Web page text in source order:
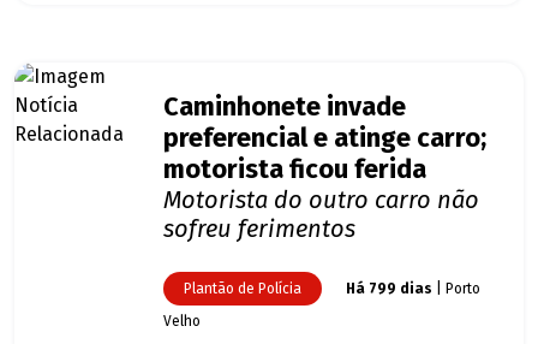
Caminhonete invade
preferencial e atinge carro;
motorista ficou ferida
Motorista do outro carro não
sofreu ferimentos
Plantão de Polícia Há 799 dias | Porto
Velho